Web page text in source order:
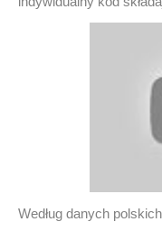
Według danych